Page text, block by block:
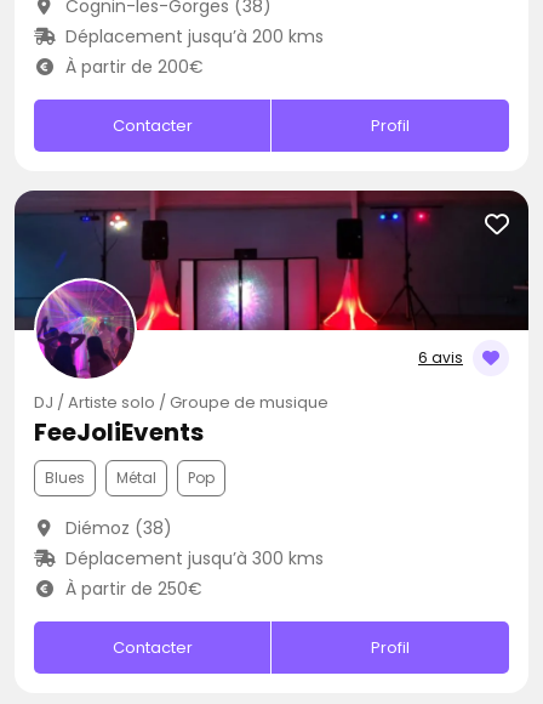
Cognin-les-Gorges (38)
Déplacement jusqu’à 200 kms
À partir de 200€
Contacter Profil
6 avis
DJ / Artiste solo / Groupe de musique
FeeJoliEvents
Blues Métal Pop
Diémoz (38)
Déplacement jusqu’à 300 kms
À partir de 250€
Contacter Profil